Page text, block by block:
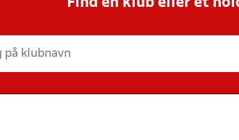
Find en klub eller et